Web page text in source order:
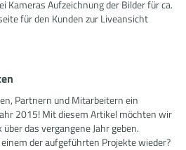
Aufzeichnung der Bilder für ca.
für den Kunden zur Liveansicht
Partnern und Mitarbeitern ein
2015! Mit diesem Artikel möchten wir
das vergangene Jahr geben.
der aufgeführten Projekte wieder?